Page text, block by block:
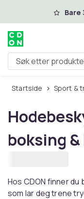
Hopp til Bare
Søk etter produkter
Startside Sport &
boksing
Hos CDON finner
som lar deg trene